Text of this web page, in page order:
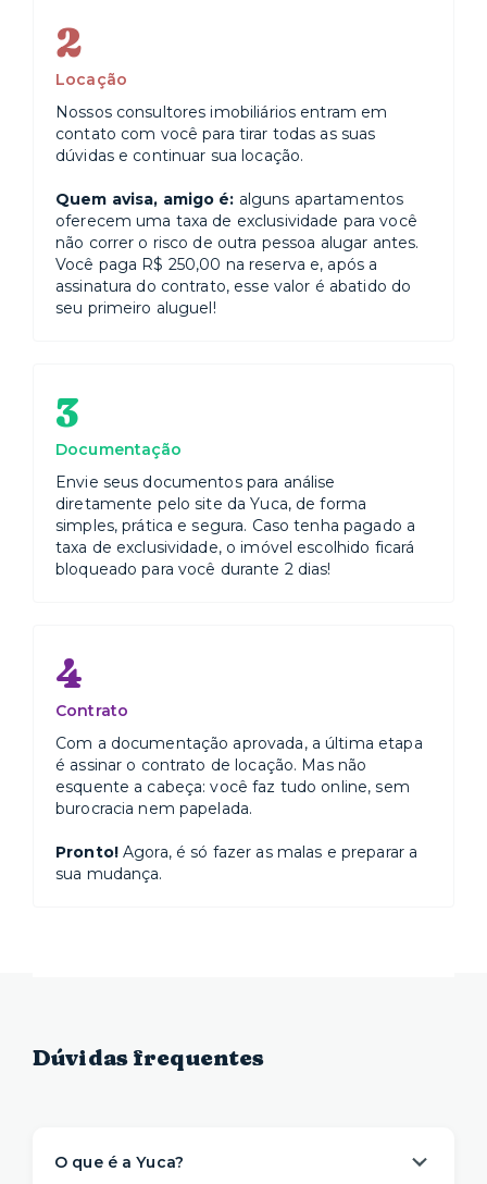
2
Locação
Nossos consultores imobiliários entram em
contato com você para tirar todas as suas
dúvidas e continuar sua locação.
Quem avisa, amigo é: alguns apartamentos
oferecem uma taxa de exclusividade para você
não correr o risco de outra pessoa alugar antes.
Você paga R$ 250,00 na reserva e, após a
assinatura do contrato, esse valor é abatido do
seu primeiro aluguel!
3
Documentação
Envie seus documentos para análise
diretamente pelo site da Yuca, de forma
simples, prática e segura. Caso tenha pagado a
taxa de exclusividade, o imóvel escolhido ficará
bloqueado para você durante 2 dias!
4
Contrato
Com a documentação aprovada, a última etapa
é assinar o contrato de locação. Mas não
esquente a cabeça: você faz tudo online, sem
burocracia nem papelada.
Pronto!Agora, é só fazer as malas e preparar a
sua mudança.
Dúvidas frequentes
O que é a Yuca?